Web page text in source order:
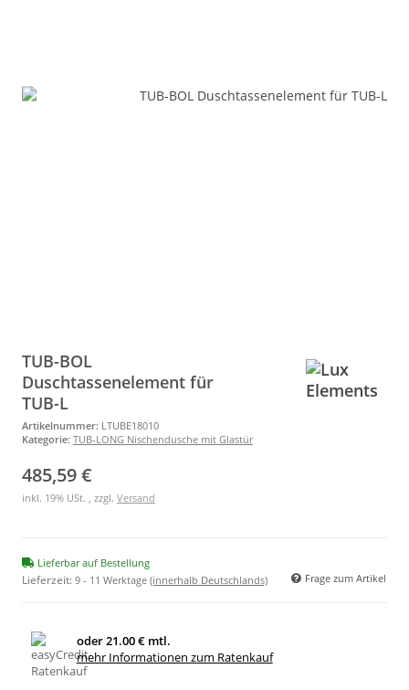
TUB-BOL
Duschtassenelement für
TUB-L
Artikelnummer: LTUBE18010
Kategorie: TUB-LONG Nischendusche mit Glastür
485,59 €
inkl. 19% USt. , zzgl. Versand
Lieferbar auf Bestellung
Lieferzeit: 9 - 11 Werktage (innerhalb Deutschlands) Frage zum Artikel
oder21.00 € mtl.
mehr Informationen zum Ratenkauf